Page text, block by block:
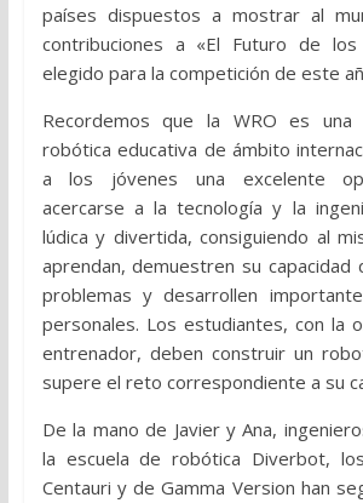
países dispuestos a mostrar al
contribuciones a «El Futuro de
elegido para la competición de este
Recordemos que la WRO es una
robótica educativa de ámbito
a los jóvenes una excelente
acercarse a la tecnología y la
lúdica y divertida, consiguiendo al
aprendan, demuestren su capacidad
problemas y desarrollen
personales. Los estudiantes, con la
entrenador, deben construir un
supere el reto correspondiente a su
De la mano de Javier y Ana,
la escuela de robótica Diverbot,
Centauri y de Gamma Version han